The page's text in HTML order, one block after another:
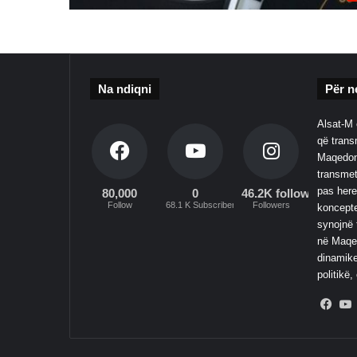
Na ndiqni
80,000
Follow
0
68.1 K Subscribers
46.2K followers
Followers
Për
Alsat-M
që
pas
synojnë
në
politikë,